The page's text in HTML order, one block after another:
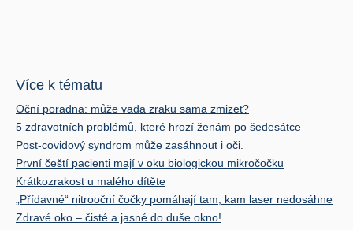
Více k tématu
Oční poradna: může vada zraku sama zmizet?
5 zdravotních problémů, které hrozí ženám po šedesátce
Post-covidový syndrom může zasáhnout i oči.
První čeští pacienti mají v oku biologickou mikročočku
Krátkozrakost u malého dítěte
„Přídavné“ nitrooční čočky pomáhají tam, kam laser nedosáhne
Zdravé oko – čisté a jasné do duše okno!